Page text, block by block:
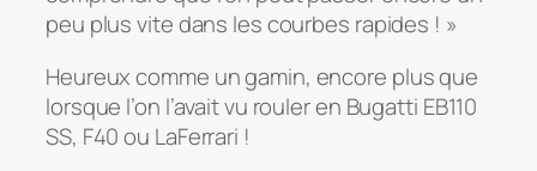
peu plus vite dans les courbes rapides ! »
Heureux comme un gamin, encore plus que
lorsque l’on l’avait vu rouler en Bugatti EB110
SS, F40 ou LaFerrari !